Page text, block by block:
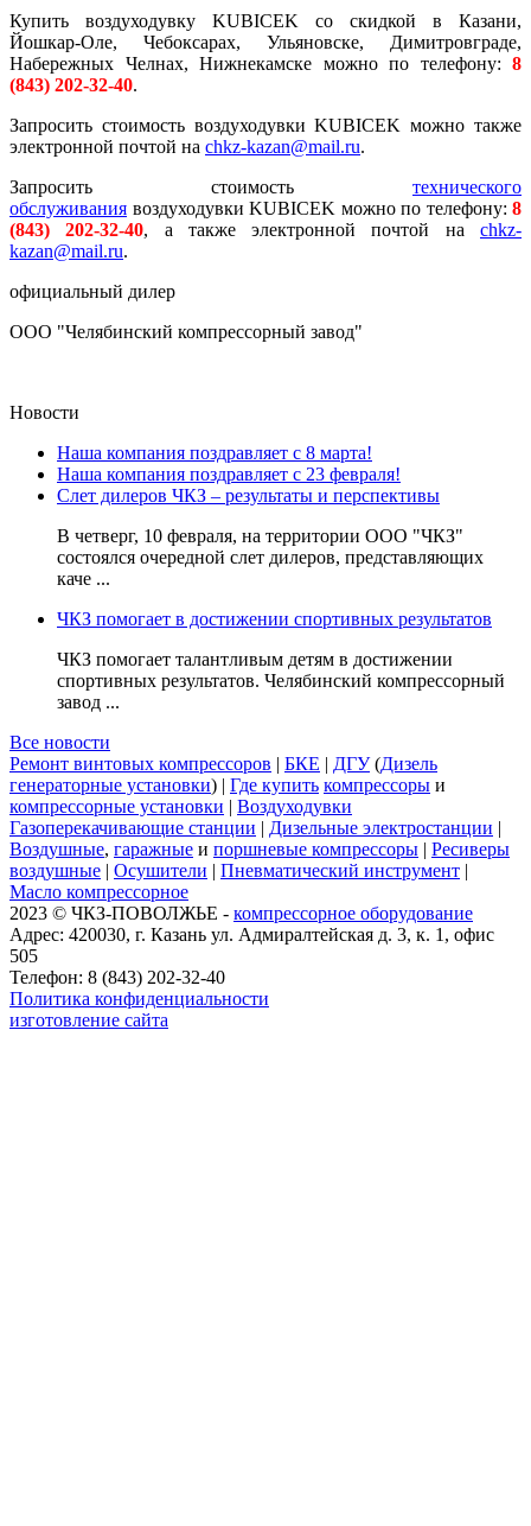
Купить воздуходувку KUBICEK со скидкой в Казани,
Йошкар-Оле, Чебоксарах, Ульяновске, Димитровграде,
Набережных Челнах, Нижнекамске можно по телефону: 8
(843) 202-32-40.
Запросить стоимость воздуходувки KUBICEK можно также
электронной почтой на chkz-kazan@mail.ru.
Запросить стоимость технического
обслуживания воздуходувки KUBICEK можно по телефону: 8
(843) 202-32-40, а также электронной почтой наchkz-
kazan@mail.ru.
официальный дилер
ООО "Челябинский компрессорный завод"
Новости
Наша компания поздравляет с 8 марта!
Наша компания поздравляет с 23 февраля!
Слет дилеров ЧКЗ – результаты и перспективы
В четверг, 10 февраля, на территории ООО "ЧКЗ"
состоялся очередной слет дилеров, представляющих
каче ...
ЧКЗ помогает в достижении спортивных результатов
ЧКЗ помогает талантливым детям в достижении
спортивных результатов. Челябинский компрессорный
завод ...
Все новости
Ремонт винтовых компрессоров | БКЕ | ДГУ(Дизель
генераторные установки) | Где купить компрессоры и
компрессорные установки | Воздуходувки
Газоперекачивающие станции | Дизельные электростанции |
Воздушные, гаражные и поршневые компрессоры | Ресиверы
воздушные | Осушители | Пневматический инструмент |
Масло компрессорное
2023 © ЧКЗ-ПОВОЛЖЬЕ - компрессорное оборудование
Адрес: 420030, г. Казань ул. Адмиралтейская д. 3, к. 1, офис
505
Телефон: 8 (843) 202-32-40
Политика конфиденциальности
изготовление сайта